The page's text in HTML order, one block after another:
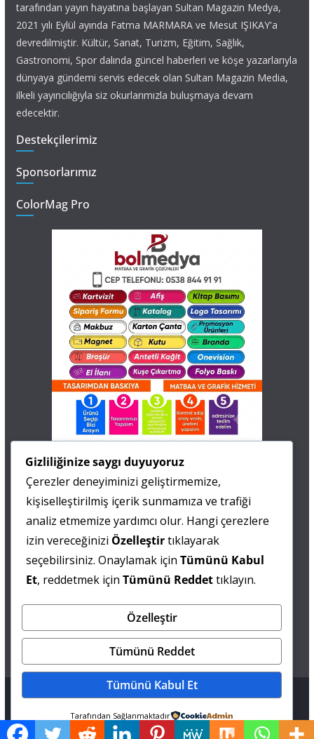
tarafından yayın hayatına başlayan Sultan Magazin Medya,
2021 yılı Eylül ayında Fatma MARMARA ve Mesut IŞIKAY'a
devredilmiştir. Kültür, Sanat, Turizm, Eğitim, Sağlık,
Gastronomi, Spor dalında güncel haberleri ve köşe yazarlarıyla
dünyaya gündemi servis edecek olan Sultan Magazin Media,
ilkeli yayıncılığıyla siz okurlarımızla buluşmaya devam
edecektir.
Destekçilerimiz
Sponsorlarımız
ColorMag Pro
0 505 677 40 87
Fatma MARMARA
0 538 844 90 90
Mesut IŞIKAY
admin@sultanmagazin.com
Tüm hakları saklıdır © 2026Sultan Magazin
Tema: ThemeGrill tarafındanColorMag. Altyapı WordPress .
Gizliliğinize saygı duyuyoruz
Çerezler deneyiminizi geliştirmemize,
kişiselleştirilmiş içerik sunmamıza ve trafiği
analiz etmemize yardımcı olur. Hangi çerezlere
izin vereceğinizi Özelleştirtıklayarak
seçebilirsiniz. Onaylamak için Tümünü Kabul
Et, reddetmek için Tümünü Reddettıklayın.
Özelleştir
Tümünü Reddet
Tümünü Kabul Et
Tarafından Sağlanmaktadır